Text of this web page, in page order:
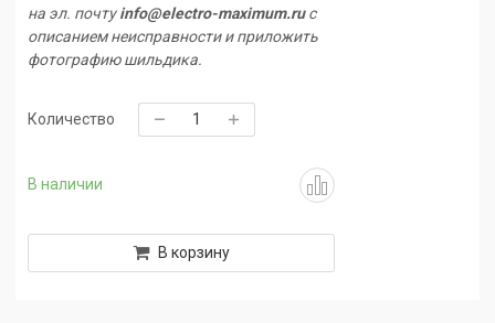
В наличии
на эл. почтуinfo@electro-maximum.ruс
описанием неисправности и приложить
фотографию шильдика.
Количество
В корзину